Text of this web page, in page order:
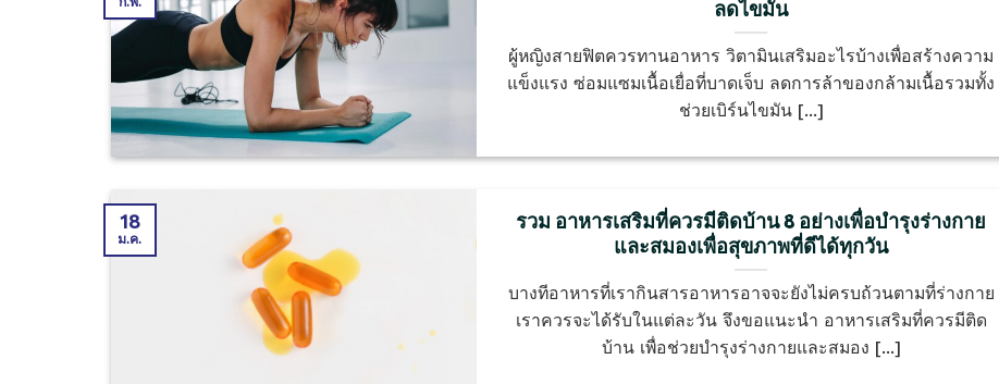
ลดไขมัน
ผู้หญิงสายฟิตควรทานอาหาร วิตามินเสริมอะไรบ้างเพื่อสร้างความ
แข็งแรง ซ่อมแซมเนื้อเยื่อที่บาดเจ็บ ลดการล้าของกล้ามเนื้อรวมทั้ง
ช่วยเบิร์นไขมัน [...]
รวม อาหารเสริมที่ควรมีติดบ้าน 8 อย่างเพื่อบำรุงร่างกาย
และสมองเพื่อสุขภาพที่ดีได้ทุกวัน
บางทีอาหารที่เรากินสารอาหารอาจจะยังไม่ครบถ้วนตามที่ร่างกาย
เราควรจะได้รับในแต่ละวัน จึงขอแนะนำ อาหารเสริมที่ควรมีติด
บ้าน เพื่อช่วยบำรุงร่างกายและสมอง [...]
18
ม.ค.